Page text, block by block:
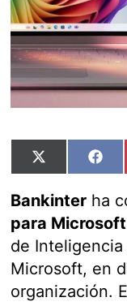
Compartir
en
X
en
Bankinter ha
para
de
Microsoft, en
organización.